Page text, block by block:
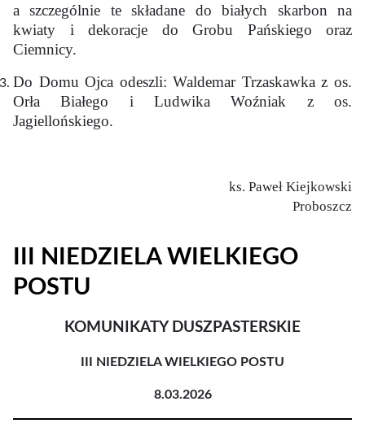
a szczególnie te składane do białych skarbon na
kwiaty i dekoracje do Grobu Pańskiego oraz
Ciemnicy.
Do Domu Ojca odeszli: Waldemar Trzaskawka z os.
Orła Białego i Ludwika Woźniak z os.
Jagiellońskiego.
ks. Paweł Kiejkowski
Proboszcz
III NIEDZIELA WIELKIEGO
POSTU
KOMUNIKATY DUSZPASTERSKIE
III NIEDZIELA WIELKIEGO POSTU
8.03.2026